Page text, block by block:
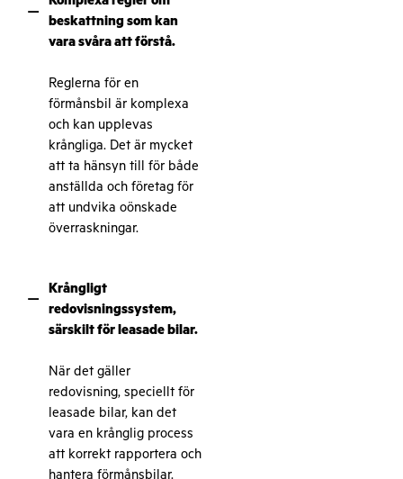
–
beskattning som kan
vara svåra att förstå.
Reglerna för en
förmånsbil är komplexa
och kan upplevas
krångliga. Det är mycket
att ta hänsyn till för både
anställda och företag för
att undvika oönskade
överraskningar.
–
Krångligt
redovisningssystem,
särskilt för leasade bilar.
När det gäller
redovisning, speciellt för
leasade bilar, kan det
vara en krånglig process
att korrekt rapportera och
hantera förmånsbilar.